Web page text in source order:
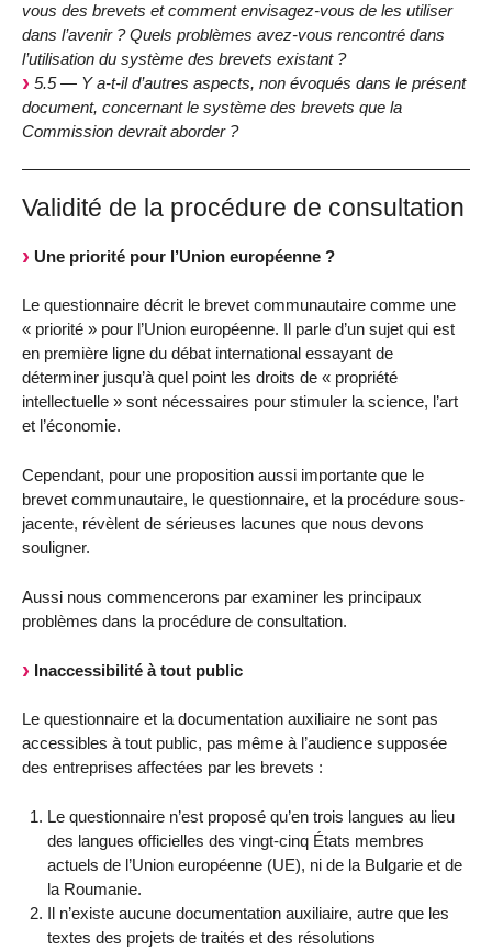
vous des brevets et comment envisagez-vous de les utiliser
dans l’avenir ? Quels problèmes avez-vous rencontré dans
l’utilisation du système des brevets existant ?
5.5 — Y a-t-il d’autres aspects, non évoqués dans le présent
document, concernant le système des brevets que la
Commission devrait aborder ?
Validité de la procédure de consultation
Une priorité pour l’Union européenne ?
Le questionnaire décrit le brevet communautaire comme une
« priorité » pour l’Union européenne. Il parle d’un sujet qui est
en première ligne du débat international essayant de
déterminer jusqu’à quel point les droits de « propriété
intellectuelle » sont nécessaires pour stimuler la science, l’art
et l’économie.
Cependant, pour une proposition aussi importante que le
brevet communautaire, le questionnaire, et la procédure sous-
jacente, révèlent de sérieuses lacunes que nous devons
souligner.
Aussi nous commencerons par examiner les principaux
problèmes dans la procédure de consultation.
Inaccessibilité à tout public
Le questionnaire et la documentation auxiliaire ne sont pas
accessibles à tout public, pas même à l’audience supposée
des entreprises affectées par les brevets :
Le questionnaire n’est proposé qu’en trois langues au lieu
des langues officielles des vingt-cinq États membres
actuels de l’Union européenne (UE), ni de la Bulgarie et de
la Roumanie.
Il n’existe aucune documentation auxiliaire, autre que les
textes des projets de traités et des résolutions